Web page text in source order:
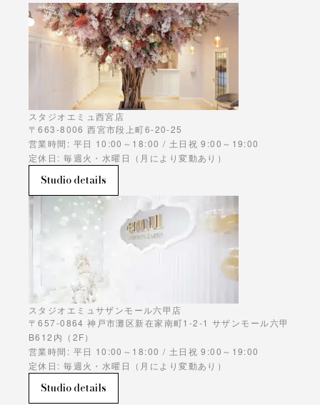
あなただけの物語をお楽しみください。
スタジオエミュ西宮店
〒663-8006 西宮市段上町6-20-25
営業時間: 平日 10:00～18:00 / 土日祝 9:00～19:00
定休日: 毎週火・水曜日（月により変動あり）
Studio details
スタジオエミュサザンモール六甲店
〒657-0864 神戸市灘区新在家南町1-2-1 サザンモール六甲
B612内（2F）
営業時間: 平日 10:00～18:00 / 土日祝 9:00～19:00
定休日: 毎週火・水曜日（月により変動あり）
Studio details